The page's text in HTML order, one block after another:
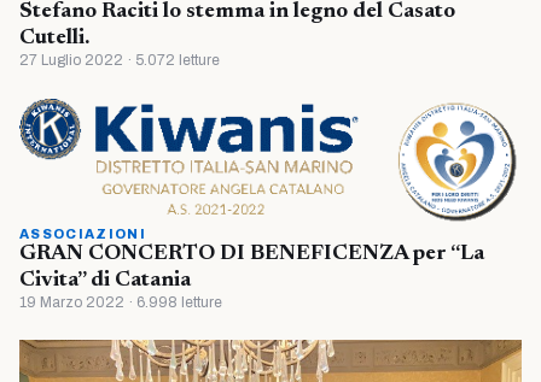
Stefano Raciti lo stemma in legno del Casato
Cutelli.
27 Luglio 2022 · 5.072 letture
ASSOCIAZIONI
GRAN CONCERTO DI BENEFICENZA per “La
Civita” di Catania
19 Marzo 2022 · 6.998 letture